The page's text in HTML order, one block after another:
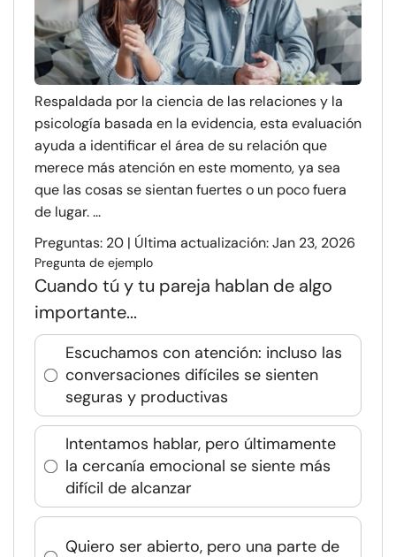
Respaldada por la ciencia de las relaciones y la
psicología basada en la evidencia, esta evaluación
ayuda a identificar el área de su relación que
merece más atención en este momento, ya sea
que las cosas se sientan fuertes o un poco fuera
de lugar. ...
Preguntas: 20 | Última actualización: Jan 23, 2026
Pregunta de ejemplo
Cuando tú y tu pareja hablan de algo
importante...
Escuchamos con atención: incluso las
conversaciones difíciles se sienten
seguras y productivas
Intentamos hablar, pero últimamente
la cercanía emocional se siente más
difícil de alcanzar
Quiero ser abierto, pero una parte de